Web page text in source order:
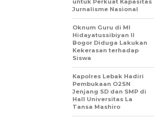
untuk Perkuat Kapasitas
Jurnalisme Nasional
Oknum Guru di MI
Hidayatussibiyan II
Bogor Diduga Lakukan
Kekerasan terhadap
Siswa
Kapolres Lebak Hadiri
Pembukaan O2SN
Jenjang SD dan SMP di
Hall Universitas La
Tansa Mashiro